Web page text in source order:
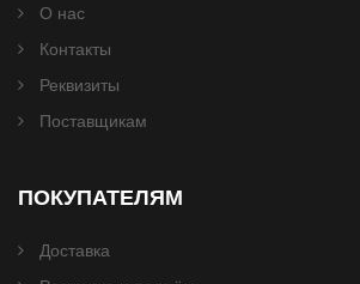
О нас
Контакты
Реквизиты
Поставщикам
ПОКУПАТЕЛЯМ
Доставка